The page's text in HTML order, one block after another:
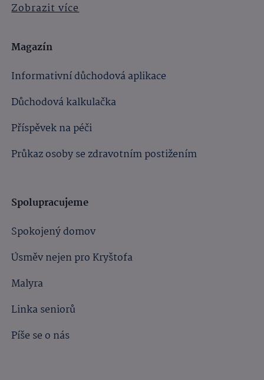
Zobrazit více
Magazín
Informativní důchodová aplikace
Důchodová kalkulačka
Příspěvek na péči
Průkaz osoby se zdravotním postižením
Spolupracujeme
Spokojený domov
Úsměv nejen pro Kryštofa
Malyra
Linka seniorů
Píše se o nás